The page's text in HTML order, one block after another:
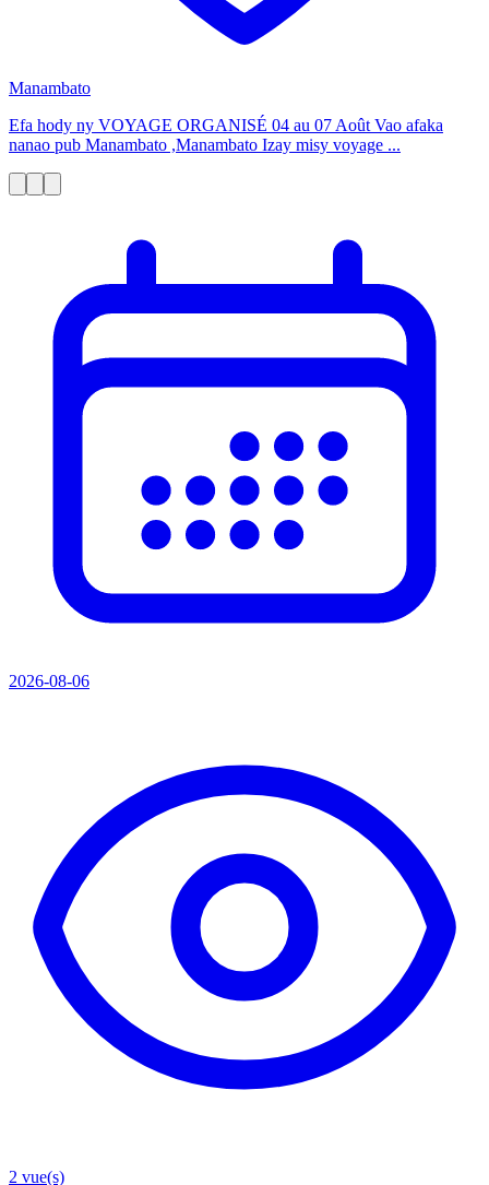
Manambato
Efa hody ny VOYAGE ORGANISÉ 04 au 07 Août Vao afaka
nanao pub Manambato ,Manambato Izay misy voyage ...
2026-08-06
2 vue(s)